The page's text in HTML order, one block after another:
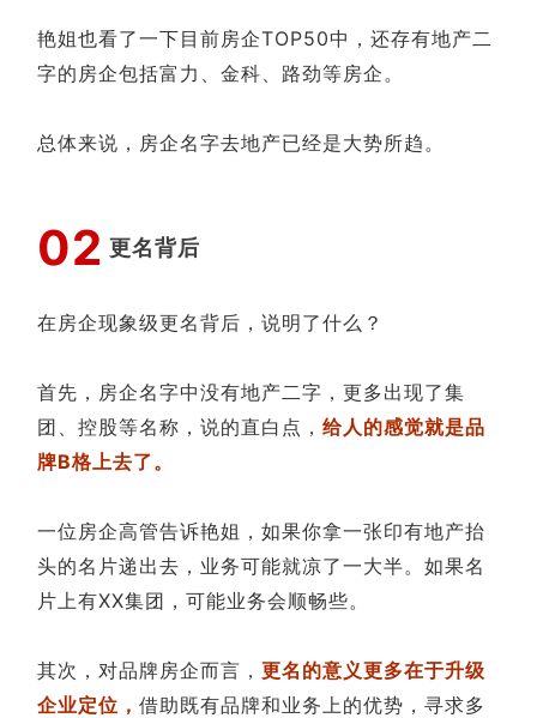
艳姐也看了一下目前房企TOP50中，还存有地产二
字的房企包括富力、金科、路劲等房企。
总体来说，房企名字去地产已经是大势所趋。
02 更名背后
在房企现象级更名背后，说明了什么？
首先，房企名字中没有地产二字，更多出现了集
团、控股等名称，说的直白点， 给人的感觉就是品
牌B格上去了。
一位房企高管告诉艳姐，如果你拿一张印有地产抬
头的名片递出去，业务可能就凉了一大半。如果名
片上有XX集团，可能业务会顺畅些。
其次，对品牌房企而言， 更名的意义更多在于升级
企业定位， 借助既有品牌和业务上的优势，寻求多